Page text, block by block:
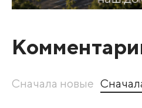
Сначала новые